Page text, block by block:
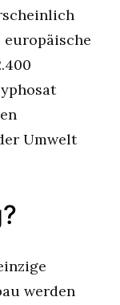
europäische
Umwelt
werden